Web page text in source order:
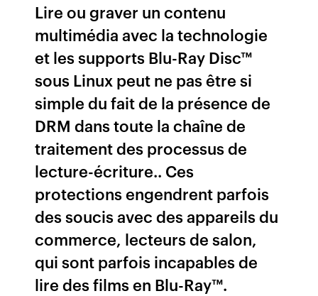
Lire ou graver un contenu
multimédia avec la technologie
et les supports Blu-Ray Disc™
sous Linux peut ne pas être si
simple du fait de la présence de
DRM dans toute la chaîne de
traitement des processus de
lecture-écriture.. Ces
protections engendrent parfois
des soucis avec des appareils du
commerce, lecteurs de salon,
qui sont parfois incapables de
lire des films en Blu-Ray™.